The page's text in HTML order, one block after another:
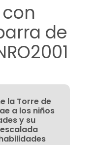
de
la Torre de
a los niños
y su